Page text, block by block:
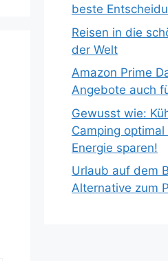
beste
Reisen in die
der Welt
Amazon Prime
Angebote auch
Gewusst wie:
Camping
Energie sparen!
Urlaub auf dem
Alternative zum